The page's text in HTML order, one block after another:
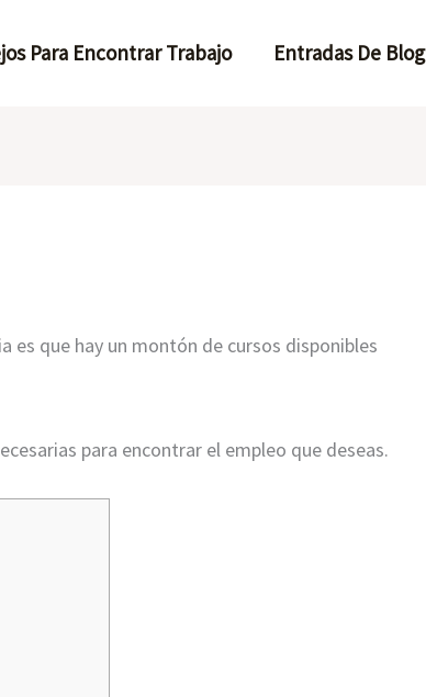
Para Encontrar Trabajo Entradas De Blog
es que hay un montón de cursos disponibles
para encontrar el empleo que deseas.